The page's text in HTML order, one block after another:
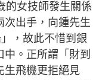
的女技師發生關係
次出手，向鍾先生
，故此不惜到銀
。正所謂「財到
生飛機更拒絕見